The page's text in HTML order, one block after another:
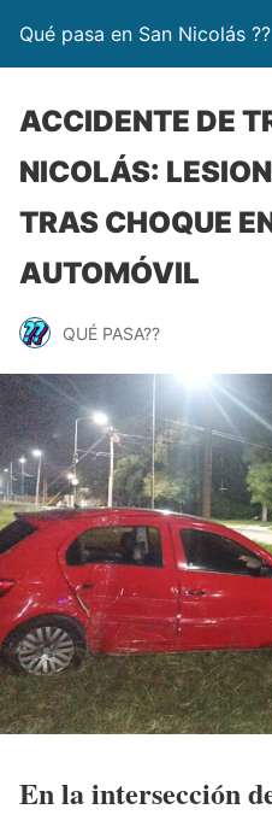
Qué pasa en San Nicolás ??
ACCIDENTE DE
NICOLÁS:
TRAS CHOQUE
AUTOMÓVIL
QUÉ PASA??
En la intersección